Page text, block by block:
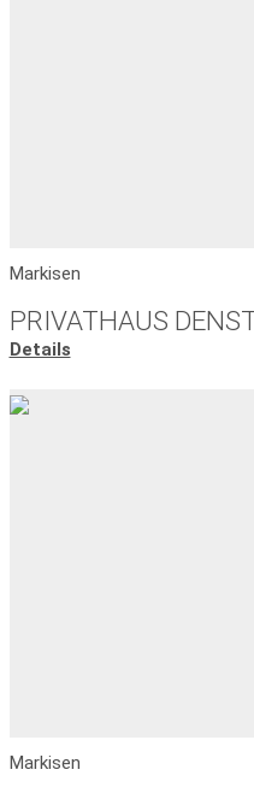
Markisen
PRIVATHAUS
Details
Markisen